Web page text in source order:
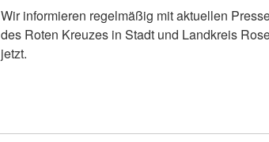
Wir informieren regelmäßig mit aktuellen
des Roten Kreuzes in Stadt und Landkreis
jetzt.